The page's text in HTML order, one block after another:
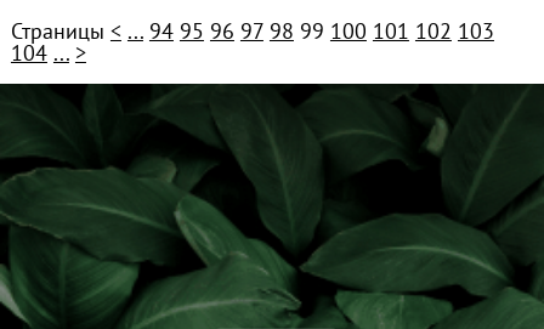
Страницы < ... 94 95 96 97 98 99 100 101 102 103
104 ... >